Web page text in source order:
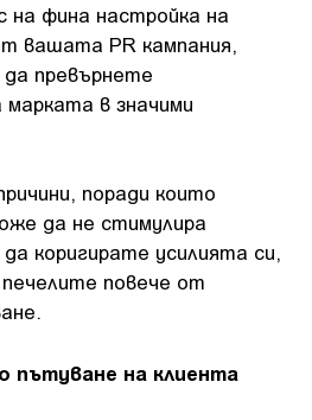
на фина настройка на
вашата PR кампания,
превърнете
в значими
поради които
да не стимулира
коригирате усилията си,
повече от
пътуване на клиента